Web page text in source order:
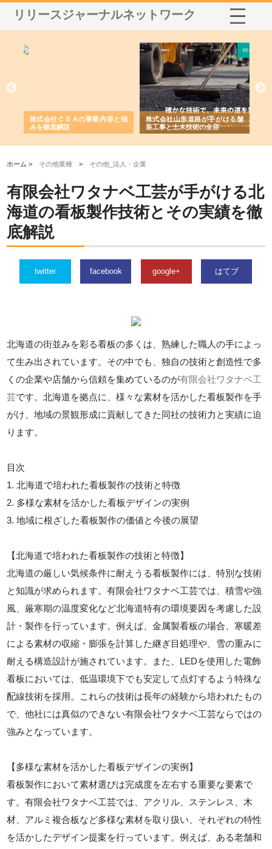
リリースジャーナルネットワーク
株式会社ＣＳＡの事業内容と強
みを徹底解説
株式会社山形道路が手がける舗
装工事と土木技術の全容
ホーム > その他業種 > その他_法人・企業
有限会社ワタナベ工芸が手がける北
海道の看板製作技術とその実績を徹
底解説
twitter facebook google+ はてブ
北海道の街並みを彩る看板の多くは、熟練した職人の手によっ
て生み出されています。その中でも、独自の技術と創造性で多
くの企業や店舗から信頼を集めているのが有限会社ワタナベ工
芸です。北海道を拠点に、様々な素材を活かした看板製作を手
がけ、地域の景観形成に貢献してきた同社の技術力と実績に迫
ります。
目次
1. 北海道で培われた看板製作の技術と特徴
2. 多様な素材を活かした看板デザインの実例
3. 地域に根ざした看板製作の価値と今後の展望
【北海道で培われた看板製作の技術と特徴】
北海道の厳しい気候条件に耐えうる看板製作には、特別な技術
と知識が求められます。有限会社ワタナベ工芸では、積雪や強
風、厳寒期の温度変化など北海道特有の環境要因を考慮した設
計・製作を行っています。例えば、金属製看板の場合、寒暖差
による素材の収縮・膨張を計算した継ぎ目処理や、雪の重みに
耐える構造設計が施されています。また、LEDを使用した電飾
看板においては、低温環境下でも安定して点灯するよう特殊な
配線技術を採用。これらの技術は長年の経験から培われたもの
で、他社には真似のできない有限会社ワタナベ工芸ならではの
強みとなっています。
【多様な素材を活かした看板デザインの実例】
看板製作において素材選びは完成度を左右する重要な要素で
す。有限会社ワタナベ工芸では、アクリル、ステンレス、木
材、アルミ複合板など多様な素材を取り扱い、それぞれの特性
を活かしたデザイン提案を行っています。例えば、ある老舗和